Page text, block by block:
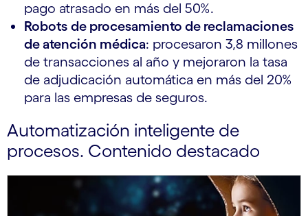
pago atrasado en más del 50%.
Robots de procesamiento de reclamaciones
de atención médica: procesaron 3,8 millones
de transacciones al año y mejoraron la tasa
de adjudicación automática en más del 20%
para las empresas de seguros.
Automatización inteligente de
procesos. Contenido destacado